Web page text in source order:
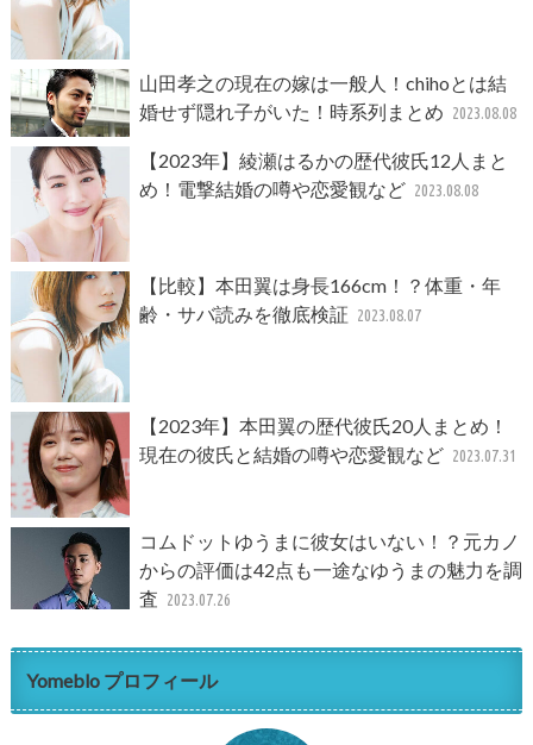
山田孝之の現在の嫁は一般人！chihoとは結
婚せず隠れ子がいた！時系列まとめ 2023.08.08
【2023年】綾瀬はるかの歴代彼氏12人まと
め！電撃結婚の噂や恋愛観など 2023.08.08
【比較】本田翼は身長166cm！？体重・年
齢・サバ読みを徹底検証 2023.08.07
【2023年】本田翼の歴代彼氏20人まとめ！
現在の彼氏と結婚の噂や恋愛観など 2023.07.31
コムドットゆうまに彼女はいない！？元カノ
からの評価は42点も一途なゆうまの魅力を調
査 2023.07.26
Yomeblo プロフィール